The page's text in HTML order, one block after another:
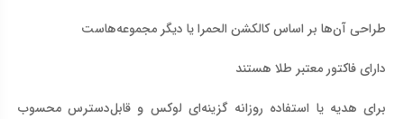
طراحی آن‌ها بر اساس کالکشن الحمرا یا دیگر مجموعه‌هاست
دارای فاکتور معتبر طلا هستند
برای هدیه یا استفاده روزانه گزینه‌ای لوکس و قابل‌دسترس محسوب